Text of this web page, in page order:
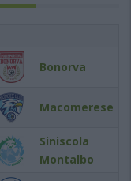
Bonorva
Macomerese
Siniscola
Montalbo